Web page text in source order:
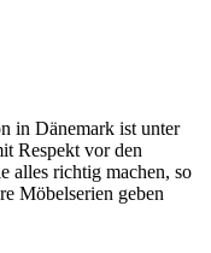
in Dänemark ist unter
Respekt vor den
alles richtig machen, so
Möbelserien geben